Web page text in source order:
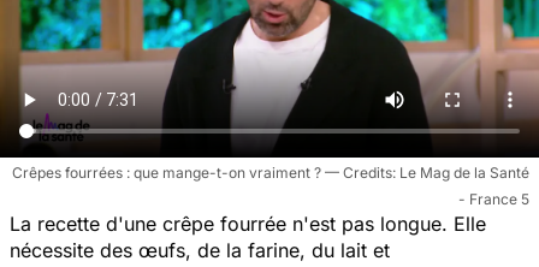
Crêpes fourrées : que mange-t-on vraiment ?
Le Mag de la Santé
- France 5
La recette d'une crêpe fourrée n'est pas longue. Elle
nécessite des œufs, de la farine, du lait et